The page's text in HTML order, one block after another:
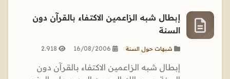
إبطال شبه الزاعمين الاكتفاء بالقرآن دون
السنة
شبهات حول السنة 16/08/2006
2.918
إبطال شبه الزاعمين الاكتفاء بالقرآن دون